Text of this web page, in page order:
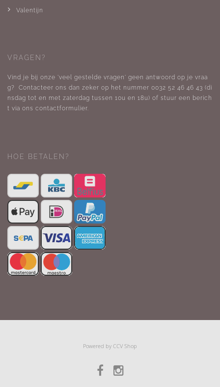
Valentijn
VRAGEN?
Vind je bij onze 'veel gestelde vragen' geen antwoord op je vraa
g? Contacteer ons dan zeker op het nummer 0032 52 46 46 43 (di
nsdag tot en met zaterdag tussen 10u en 18u) of stuur een berich
t via ons contactformulier.
HOE BETALEN?
Powered by CCV Shop